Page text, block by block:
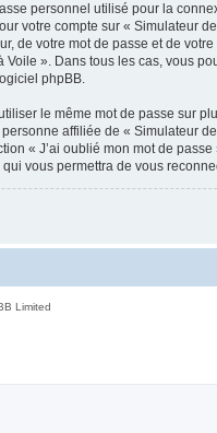
personnel utilisé pour la
votre compte sur « Simulateur
de votre mot de passe et de
». Dans tous les cas, vous
phpBB.
le même mot de passe sur
affiliée de « Simulateur
« J’ai oublié mon mot de
vous permettra de vous
Limited